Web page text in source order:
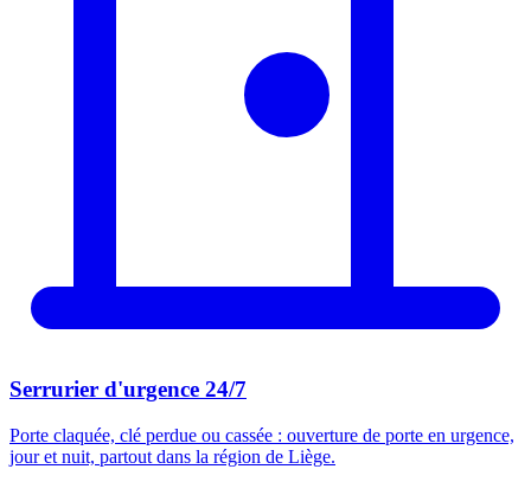
Serrurier d'urgence 24/7
Porte claquée, clé perdue ou cassée : ouverture de porte en urgence,
jour et nuit, partout dans la région de Liège.